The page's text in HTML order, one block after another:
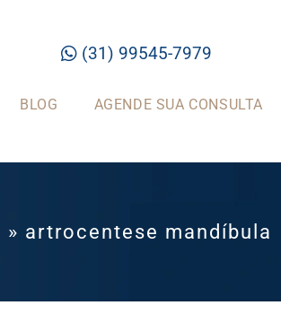
(31) 99545-7979
BLOG AGENDE SUA CONSULTA
» artrocentese mandíbula